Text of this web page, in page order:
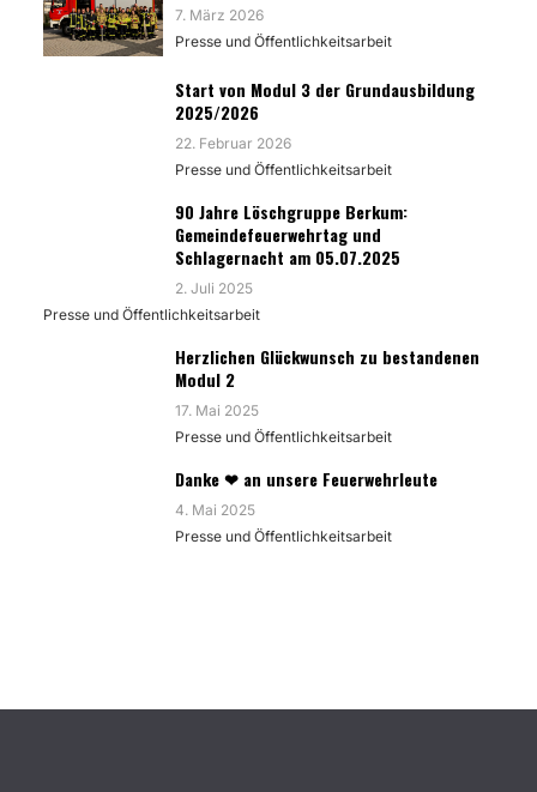
7. März 2026
Presse und Öffentlichkeitsarbeit
Start von Modul 3 der Grundausbildung
2025/2026
22. Februar 2026
Presse und Öffentlichkeitsarbeit
90 Jahre Löschgruppe Berkum:
Gemeindefeuerwehrtag und
Schlagernacht am 05.07.2025
2. Juli 2025
Presse und Öffentlichkeitsarbeit
Herzlichen Glückwunsch zu bestandenen
Modul 2
17. Mai 2025
Presse und Öffentlichkeitsarbeit
Danke ❤ an unsere Feuerwehrleute
4. Mai 2025
Presse und Öffentlichkeitsarbeit